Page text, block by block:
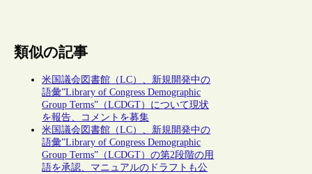
類似の記事
米国議会図書館（LC）、新規開発中の
語彙”Library of Congress Demographic
Group Terms”（LCDGT）について現状
を報告、コメントを募集
米国議会図書館（LC）、新規開発中の
語彙”Library of Congress Demographic
Group Terms”（LCDGT）の第2段階の用
語を承認、マニュアルのドラフトも公